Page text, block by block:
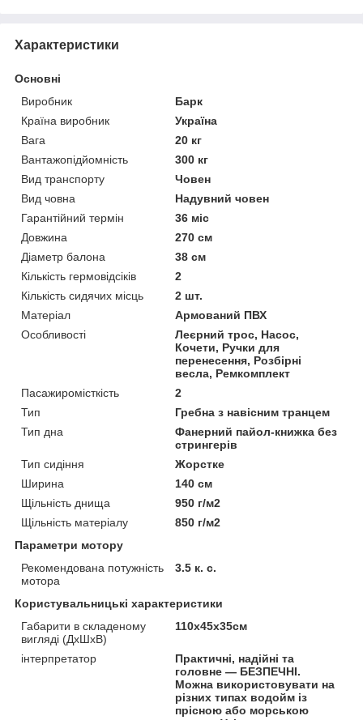
Характеристики
Основні
Виробник
Барк
Країна виробник
Україна
Вага
20 кг
Вантажопідйомність
300 кг
Вид транспорту
Човен
Вид човна
Надувний човен
Гарантійний термін
36 міс
Довжина
270 см
Діаметр балона
38 см
Кількість гермовідсіків
2
Кількість сидячих місць
2 шт.
Матеріал
Армований ПВХ
Особливості
Леєрний трос, Насос,
Кочети, Ручки для
перенесення, Розбірні
весла, Ремкомплект
Пасажиромісткість
2
Тип
Гребна з навісним транцем
Тип дна
Фанерний пайол-книжка без
стрингерів
Тип сидіння
Жорстке
Ширина
140 см
Щільність днища
950 г/м2
Щільність матеріалу
850 г/м2
Параметри мотору
Рекомендована потужність
мотора
3.5 к. с.
Користувальницькі характеристики
Габарити в складеному
вигляді (ДхШхВ)
110x45x35см
інтерпретатор
Практичні, надійні та
головне — БЕЗПЕЧНІ.
Можна використовувати на
різних типах водойм із
прісною або морською